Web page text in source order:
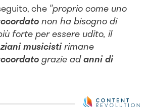
che "proprio come uno
non ha bisogno di
forte per essere udito, il
musicistirimane
grazie adanni di